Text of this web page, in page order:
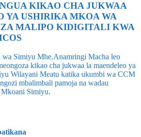
KIKAO CHA JUKWAA
YA USHIRIKA MKOA WA
MALIPO KIDIGITALI KWA
Simiyu Mhe.Anamringi Macha leo
kikao cha jukwaa la maendeleo ya
Wilayani Meatu katika ukumbi wa CCM
mbalimbali pamoja na wadau
Simiyu.